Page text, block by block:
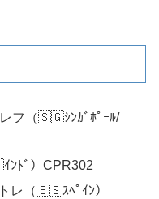
フ（🇸🇬ｼﾝｶﾞﾎﾟｰﾙ/
ﾝﾄﾞ）CPR302
レ（🇪🇸ｽﾍﾟｲﾝ）